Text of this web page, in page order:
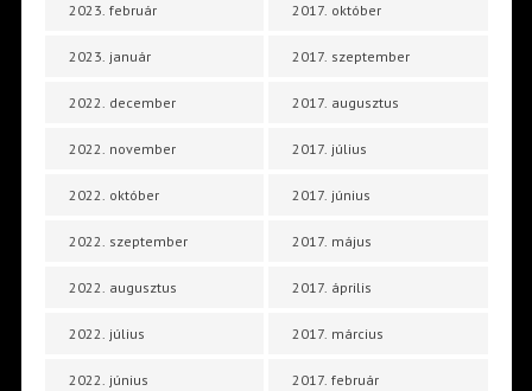
2023. február
2023. január
2022. december
2022. november
2022. október
2022. szeptember
2022. augusztus
2022. július
2022. június
2017. október
2017. szeptember
2017. augusztus
2017. július
2017. június
2017. május
2017. április
2017. március
2017. február